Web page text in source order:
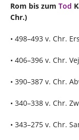
Rom bis zum Tod
Chr.)
• 498–493 v. Chr.
• 406–396 v. Chr.
• 390–387 v. Chr.
• 340–338 v. Chr.
• 343–275 v. Chr.